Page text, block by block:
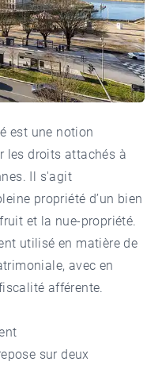
est une notion
les droits attachés à
Il s'agit
propriété d’un bien
et la nue-propriété.
utilisé en matière de
avec en
afférente.
sur deux